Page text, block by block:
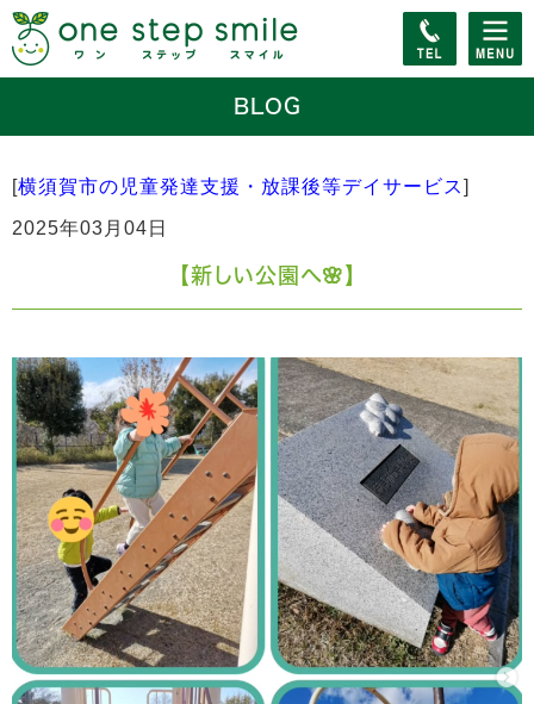
BLOG
[横須賀市の児童発達支援・放課後等デイサービス]
2025年03月04日
【新しい公園へ🌸】